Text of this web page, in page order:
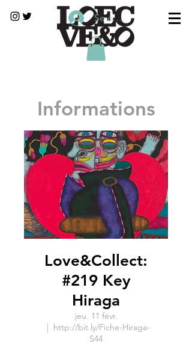
Se connecter
Informations
Love&Collect:
#219 Key
Hiraga
jeu. 11 févr.
  |
http://bit.ly/Fiche-Hiraga-
S44